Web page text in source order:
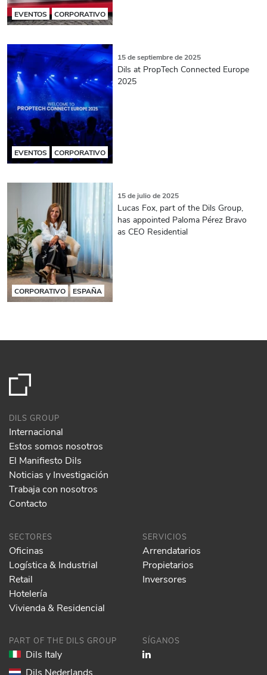
EVENTOS CORPORATIVO
EVENTOS CORPORATIVO
15 de septiembre de 2025
Dils at PropTech Connected Europe
2025
CORPORATIVO ESPAÑA
15 de julio de 2025
Lucas Fox, part of the Dils Group,
has appointed Paloma Pérez Bravo
as CEO Residential
DILS GROUP
Internacional
Estos somos nosotros
El Manifiesto Dils
Noticias y Investigación
Trabaja con nosotros
Contacto
SECTORES
Oficinas
Logística & Industrial
Retail
Hotelería
Vivienda & Residencial
SERVICIOS
Arrendatarios
Propietarios
Inversores
PART OF THE DILS GROUP
Dils Italy
Dils Nederlands
SÍGANOS